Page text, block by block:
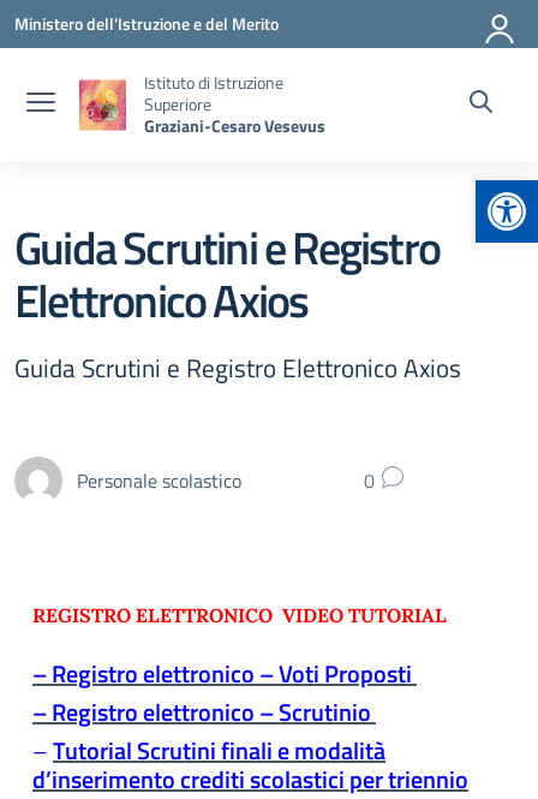
Vai ai contenuti
Vai al menu di navigazione
Vai al footer
Ministero dell'Istruzione e del Merito
Istituto di Istruzione
Superiore
Graziani-Cesaro Vesevus
Guida Scrutini e Registro
Elettronico Axios
Guida Scrutini e Registro Elettronico Axios
Personale scolastico 0
REGISTRO ELETTRONICO VIDEO TUTORIAL
– Registro elettronico – Voti Proposti
– Registro elettronico – Scrutinio
–Tutorial Scrutini finali e modalità
d’inserimentocrediti scolastici per triennio